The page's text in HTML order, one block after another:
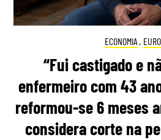
ECONOMIA ,
“Fui castigado e
enfermeiro com 43
reformou-se 6 meses
considera corte na